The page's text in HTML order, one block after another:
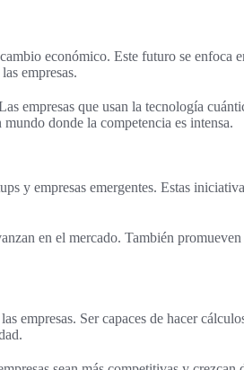
económico. Este futuro se enfoca
empresas.
empresas que usan la tecnología
donde la competencia es intensa.
y empresas emergentes. Estas
en el mercado. También promueven
empresas. Ser capaces de hacer